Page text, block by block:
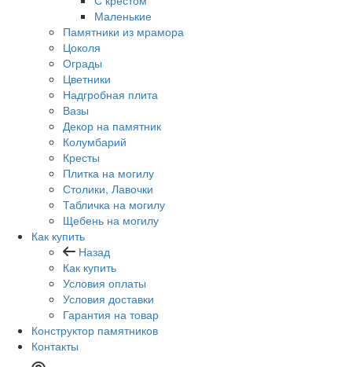
Маленькие
Памятники из мрамора
Цоколя
Ограды
Цветники
Надгробная плита
Вазы
Декор на памятник
Колумбарий
Кресты
Плитка на могилу
Столики, Лавочки
Табличка на могилу
Щебень на могилу
Как купить
Назад
Как купить
Условия оплаты
Условия доставки
Гарантия на товар
Конструктор памятников
Контакты